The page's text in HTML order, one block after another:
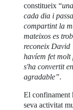
constitueix “
cada dia i
compartint la
mateixos es
reconeix David
havíem fet
s'ha convertit
agradable”.
El confinament
seva activitat